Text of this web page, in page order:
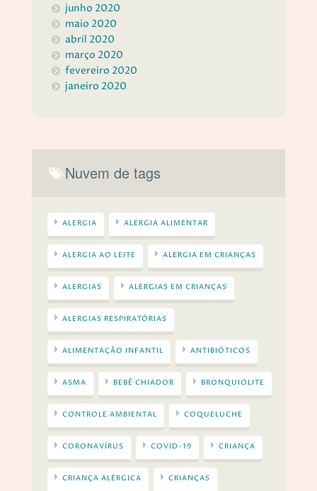
junho 2020
maio 2020
abril 2020
março 2020
fevereiro 2020
janeiro 2020
Nuvem de tags
ALERGIA ALERGIA ALIMENTAR
ALERGIA AO LEITE ALERGIA EM CRIANÇAS
ALERGIAS ALERGIAS EM CRIANÇAS
ALERGIAS RESPIRATÓRIAS
ALIMENTAÇÃO INFANTIL ANTIBIÓTICOS
ASMA BEBÊ CHIADOR BRONQUIOLITE
CONTROLE AMBIENTAL COQUELUCHE
CORONAVÍRUS COVID-19 CRIANÇA
CRIANÇA ALÉRGICA CRIANÇAS